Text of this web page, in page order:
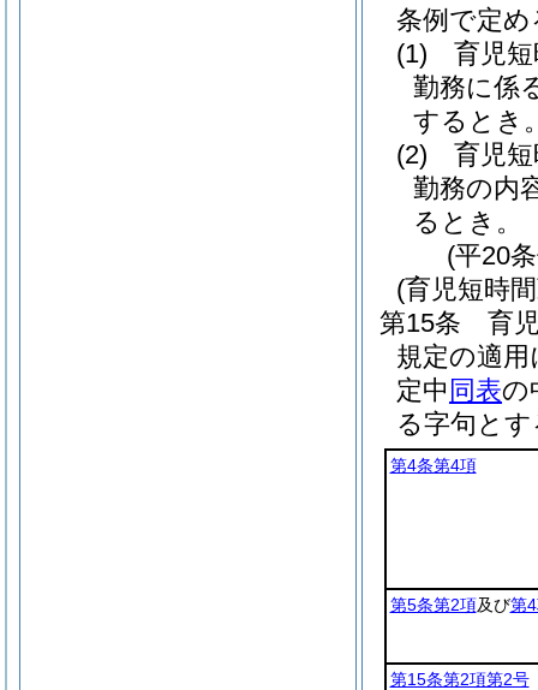
条例で定
(1)
育児
勤務に係
するとき
(2)
育児
勤務の内
るとき。
(平20
(育児短時
第15条
育
規定の適
定中 同表の
る字句と
第4条第4項
第5条第2項及び第
第15条第2項第2号